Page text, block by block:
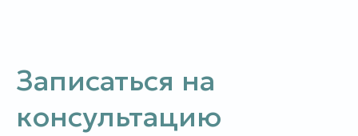
Записаться на
консультацию